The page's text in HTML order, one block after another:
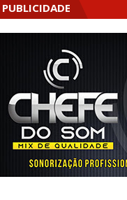
PUBLICIDADE